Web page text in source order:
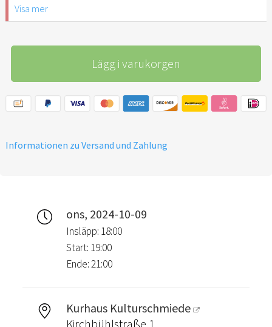
besser decken zu können.
Vielen Dank dir dafür!
Visa mer
Lägg i varukorgen
Informationen zu Versand und Zahlung
ons, 2024-10-09
Insläpp: 18:00
Start: 19:00
Ende: 21:00
Kurhaus Kulturschmiede
Kirchbühlstraße 1